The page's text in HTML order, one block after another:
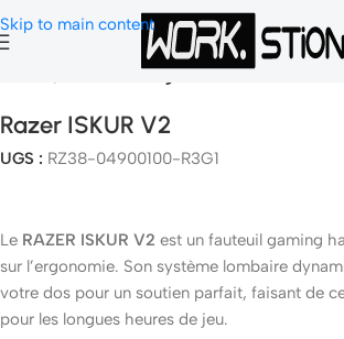
Skip to main content
Chaise Gaming
Razer ISKUR V2
UGS : RZ38-04900100-R3G1
Le RAZER ISKUR V2 est un fauteuil gaming
sur l’ergonomie. Son système lombaire
votre dos pour un soutien parfait, faisant de
pour les longues heures de jeu.